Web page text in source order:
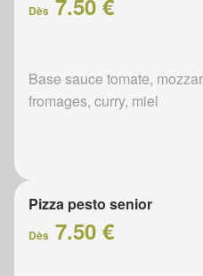
Dès 7.50 €
Base sauce tomate,
fromages, curry, miel
Pizza pesto senior
Dès 7.50 €